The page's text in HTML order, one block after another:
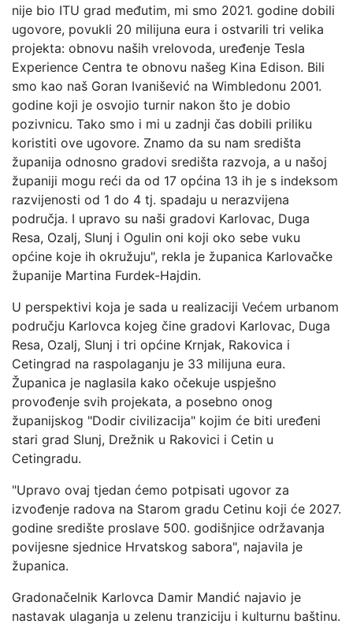
nije bio ITU grad međutim, mi smo 2021. godine dobili
ugovore, povukli 20 milijuna eura i ostvarili tri velika
projekta: obnovu naših vrelovoda, uređenje Tesla
Experience Centra te obnovu našeg Kina Edison. Bili
smo kao naš Goran Ivanišević na Wimbledonu 2001.
godine koji je osvojio turnir nakon što je dobio
pozivnicu. Tako smo i mi u zadnji čas dobili priliku
koristiti ove ugovore. Znamo da su nam središta
županija odnosno gradovi središta razvoja, a u našoj
županiji mogu reći da od 17 općina 13 ih je s indeksom
razvijenosti od 1 do 4 tj. spadaju u nerazvijena
područja. I upravo su naši gradovi Karlovac, Duga
Resa, Ozalj, Slunj i Ogulin oni koji oko sebe vuku
općine koje ih okružuju", rekla je županica Karlovačke
županije Martina Furdek-Hajdin.
U perspektivi koja je sada u realizaciji Većem urbanom
području Karlovca kojeg čine gradovi Karlovac, Duga
Resa, Ozalj, Slunj i tri općine Krnjak, Rakovica i
Cetingrad na raspolaganju je 33 milijuna eura.
Županica je naglasila kako očekuje uspješno
provođenje svih projekata, a posebno onog
županijskog "Dodir civilizacija" kojim će biti uređeni
stari grad Slunj, Drežnik u Rakovici i Cetin u
Cetingradu.
"Upravo ovaj tjedan ćemo potpisati ugovor za
izvođenje radova na Starom gradu Cetinu koji će 2027.
godine središte proslave 500. godišnjice održavanja
povijesne sjednice Hrvatskog sabora", najavila je
županica.
Gradonačelnik Karlovca Damir Mandić najavio je
nastavak ulaganja u zelenu tranziciju i kulturnu baštinu.